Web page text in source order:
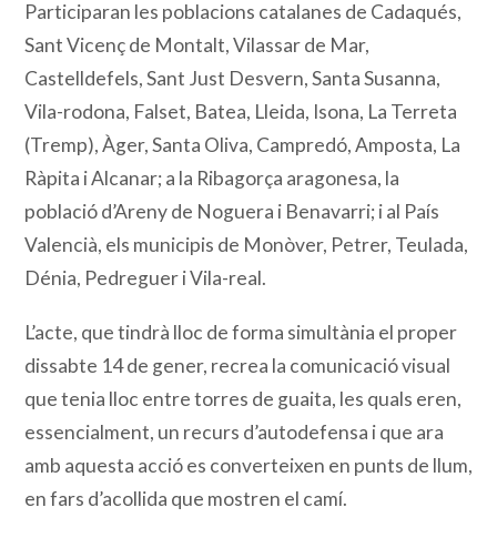
Participaran les poblacions catalanes de Cadaqués,
Sant Vicenç de Montalt, Vilassar de Mar,
Castelldefels, Sant Just Desvern, Santa Susanna,
Vila-rodona, Falset, Batea, Lleida, Isona, La Terreta
(Tremp), Àger, Santa Oliva, Campredó, Amposta, La
Ràpita i Alcanar; a la Ribagorça aragonesa, la
població d’Areny de Noguera i Benavarri; i al País
Valencià, els municipis de Monòver, Petrer, Teulada,
Dénia, Pedreguer i Vila-real.
L’acte, que tindrà lloc de forma simultània el proper
dissabte 14 de gener, recrea la comunicació visual
que tenia lloc entre torres de guaita, les quals eren,
essencialment, un recurs d’autodefensa i que ara
amb aquesta acció es converteixen en punts de llum,
en fars d’acollida que mostren el camí.